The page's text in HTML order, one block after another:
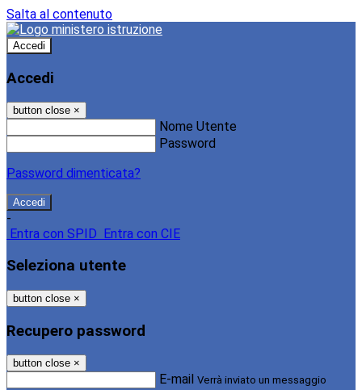
Salta al contenuto
Accedi
Accedi
button close ×
Nome Utente
Password
Password dimenticata?
-
Entra con SPID
Entra con CIE
Seleziona utente
button close ×
Recupero password
button close ×
E-mail Verrà inviato un messaggio